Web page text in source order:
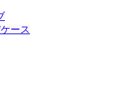
ース